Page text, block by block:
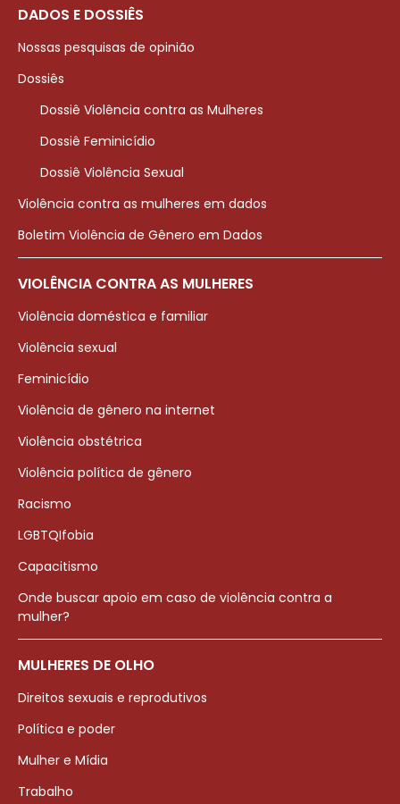
DADOS E DOSSIÊS
Nossas pesquisas de opinião
Dossiês
Dossiê Violência contra as Mulheres
Dossiê Feminicídio
Dossiê Violência Sexual
Violência contra as mulheres em dados
Boletim Violência de Gênero em Dados
VIOLÊNCIA CONTRA AS MULHERES
Violência doméstica e familiar
Violência sexual
Feminicídio
Violência de gênero na internet
Violência obstétrica
Violência política de gênero
Racismo
LGBTQIfobia
Capacitismo
Onde buscar apoio em caso de violência contra a
mulher?
MULHERES DE OLHO
Direitos sexuais e reprodutivos
Política e poder
Mulher e Mídia
Trabalho